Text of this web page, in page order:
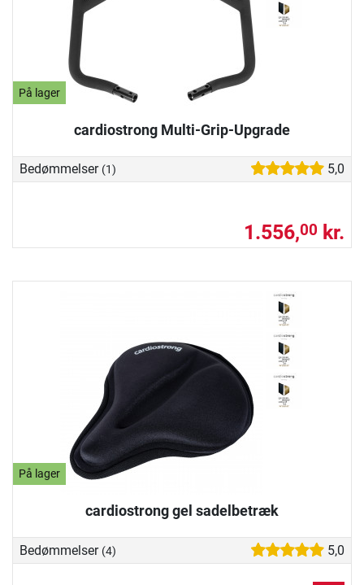
På lager
cardiostrong Multi-Grip-Upgrade
Bedømmelser (1) 5,0
1.556,00 kr.
På lager
cardiostrong gel sadelbetræk
Bedømmelser (4) 5,0